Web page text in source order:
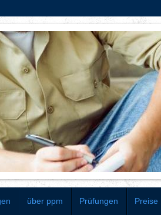
über ppm Prüfungen Preise